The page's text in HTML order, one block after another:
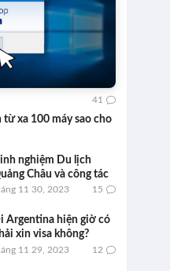
xa 100 máy sao cho
41
nghiệm Du lịch
Châu và công tác
11 30, 2023 15
Argentina hiện giờ có
xin visa không?
11 29, 2023 12